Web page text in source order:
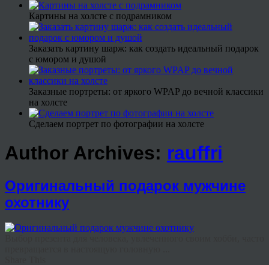
Картины на холсте с подрамником
Заказать картину шарж: как создать идеальный подарок
с юмором и душой
Заказные портреты: от яркого WPAP до вечной классики
на холсте
Сделаем портрет по фотографии на холсте
Author Archives: rauffri
Оригинальный подарок мужчине
охотнику